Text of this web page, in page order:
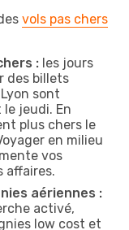
vols pas chers
: les jours
des billets
sont
jeudi. En
plus chers le
en milieu
vos
affaires.
aériennes :
activé,
low cost et